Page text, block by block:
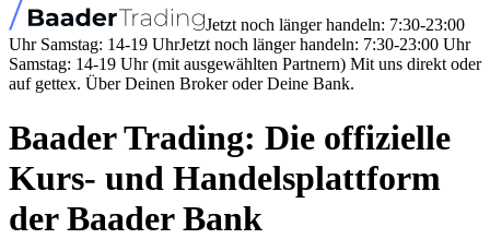
Jetzt noch länger handeln: 7:30-23:00
Uhr Samstag: 14-19 UhrJetzt noch länger handeln: 7:30-23:00 Uhr
Samstag: 14-19 Uhr (mit ausgewählten Partnern) Mit uns direkt oder
auf gettex. Über Deinen Broker oder Deine Bank.
Baader Trading: Die offizielle
Kurs- und Handelsplattform
der Baader Bank